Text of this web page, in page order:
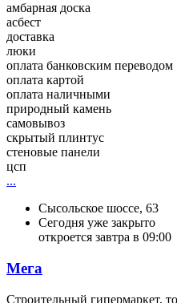
амбарная доска
асбест
доставка
люки
оплата банковским переводом
оплата картой
оплата наличными
природный камень
самовывоз
скрытый плинтус
стеновые панели
цсп
...
Сысольское шоссе, 63
Сегодня уже закрыто
откроется завтра в 09:00
Мега
Строительный гипермаркет,